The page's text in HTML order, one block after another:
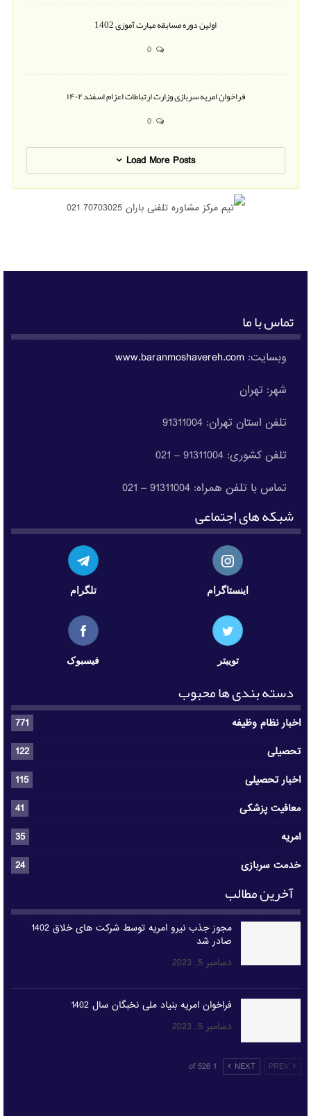
اولین دوره مسابقه مهارت آموزی 1402
فراخوان امریه سربازی وزارت ارتباطات اعزام اسفند ۱۴۰۲
Load More Posts
تماس با ما
وبسایت:www.baranmoshavereh.com
شهر: تهران
تلفن استان تهران: 91311004
تلفن کشوری: 91311004 – 021
تماس با تلفن همراه: 91311004 – 021
شبکه های اجتماعی
اینستاگرام تلگرام
توییتر فیسبوک
دسته بندی ها محبوب
اخبار نظام وظیفه
771
تحصیلی
122
اخبار تحصیلی
115
معافیت پزشکی
41
امریه
35
خدمت سربازی
24
آخرین مطالب
مجوز جذب نیرو امریه توسط شرکت های خلاق 1402
صادر شد
دسامبر 5, 2023
فراخوان امریه بنیاد ملی نخبگان سال 1402
دسامبر 5, 2023
PREV
NEXT
1 of 526